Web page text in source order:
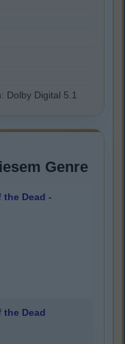
Dolby Digital 5.1
Genre
the Dead -
the Dead